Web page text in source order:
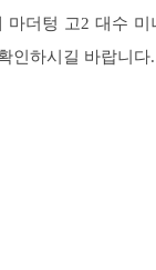
마더텅 고2 대수 미
인하시길 바랍니다.